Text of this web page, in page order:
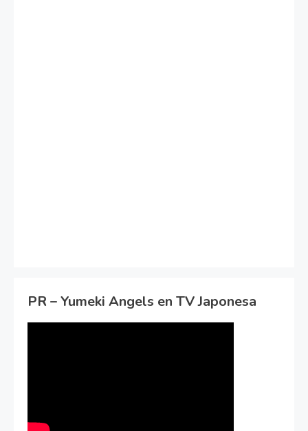
PR – Yumeki Angels en TV Japonesa